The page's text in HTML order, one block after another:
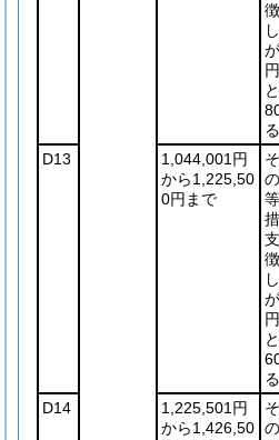
D13
1,044,001円
から1,225,50
0円まで
D14
1,225,501円
から1,426,50